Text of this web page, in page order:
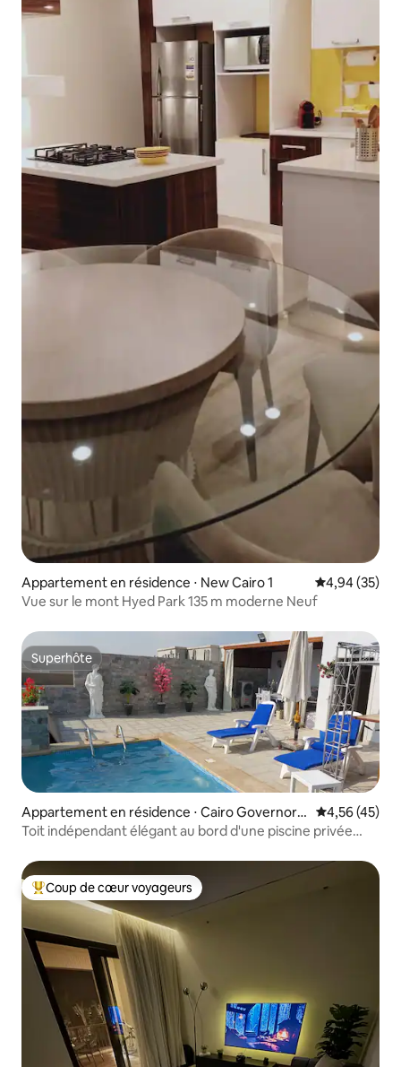
Appartement en résidence ⋅ New Cairo 1 Évaluation
4,94 (35)
Vue sur le mont Hyed Park 135 m moderne Neuf
Superhôte
Superhôte
Appartement en résidence ⋅ Cairo Governora
te
Évaluation
4,56 (45)
Toit indépendant élégant au bord d'une piscine privée
Coups de cœur voyageurs les plus appréciés
Coup de cœur voyageurs